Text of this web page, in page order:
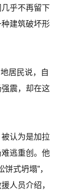
乎不再留下
建筑破坏形
居民说，自
震，却在这
认为是加拉
逃重创。他
式坍塌”，
人员介绍，